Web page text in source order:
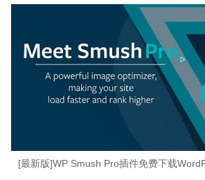
[最新版]WP Smush Pro插件免费下载